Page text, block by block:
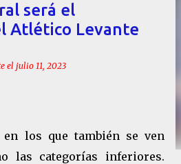
será el
Atlético Levante
el julio 11, 2023
en los que también se ven
las categorías inferiores.